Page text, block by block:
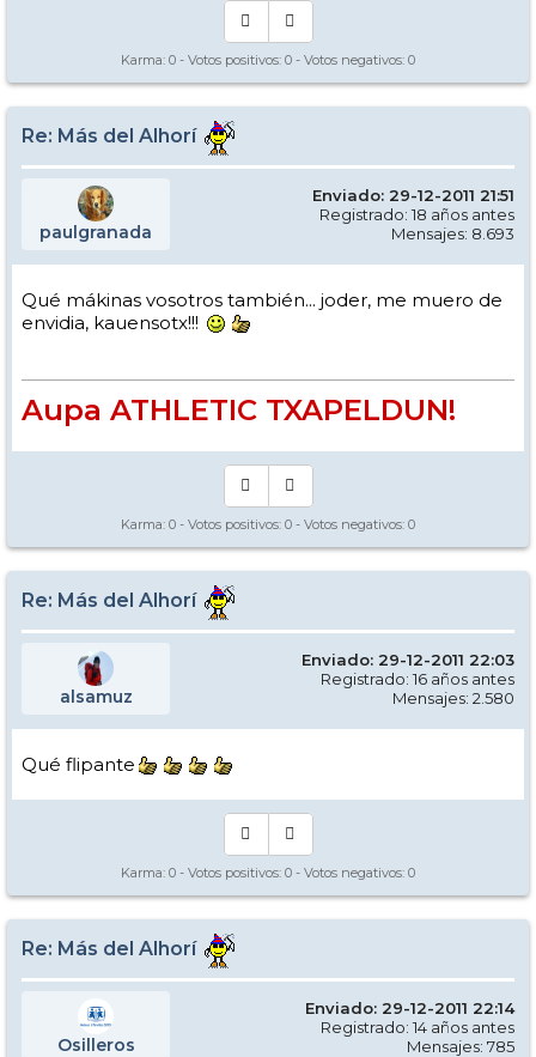
Karma: 0 - Votos positivos: 0 - Votos negativos: 0
Re: Más del Alhorí
paulgranada
Enviado: 29-12-2011 21:51
Registrado: 18 años antes
Mensajes: 8.693
Qué mákinas vosotros también... joder, me muero de
envidia, kauensotx!!!
Aupa ATHLETIC TXAPELDUN!
Karma: 0 - Votos positivos: 0 - Votos negativos: 0
Re: Más del Alhorí
alsamuz
Enviado: 29-12-2011 22:03
Registrado: 16 años antes
Mensajes: 2.580
Qué flipante
Karma: 0 - Votos positivos: 0 - Votos negativos: 0
Re: Más del Alhorí
Osilleros
Enviado: 29-12-2011 22:14
Registrado: 14 años antes
Mensajes: 785